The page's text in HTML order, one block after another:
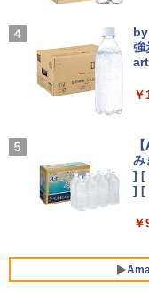
]
【
￥
リ
￥
￥
強
み
] [
] [